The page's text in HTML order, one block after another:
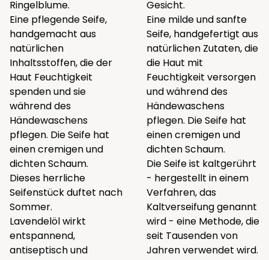
Ringelblume.
Eine pflegende Seife,
handgemacht aus
natürlichen
Inhaltsstoffen, die der
Haut Feuchtigkeit
spenden und sie
während des
Händewaschens
pflegen. Die Seife hat
einen cremigen und
dichten Schaum.
Dieses herrliche
Seifenstück duftet nach
Sommer.
Lavendelöl wirkt
entspannend,
antiseptisch und
Gesicht.
Eine milde und sanfte
Seife, handgefertigt aus
natürlichen Zutaten, die
die Haut mit
Feuchtigkeit versorgen
und während des
Händewaschens
pflegen. Die Seife hat
einen cremigen und
dichten Schaum.
Die Seife ist kaltgerührt
- hergestellt in einem
Verfahren, das
Kaltverseifung genannt
wird - eine Methode, die
seit Tausenden von
Jahren verwendet wird.